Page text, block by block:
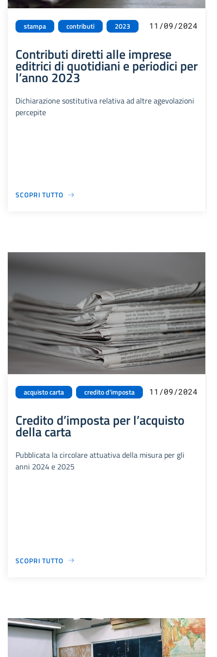
stampa contributi 2023 11/09/2024
Contributi diretti alle imprese
editrici di quotidiani e periodici per
l’anno 2023
Dichiarazione sostitutiva relativa ad altre agevolazioni
percepite
SCOPRI TUTTO
acquisto carta credito d'imposta 11/09/2024
Credito d’imposta per l’acquisto
della carta
Pubblicata la circolare attuativa della misura per gli
anni 2024 e 2025
SCOPRI TUTTO